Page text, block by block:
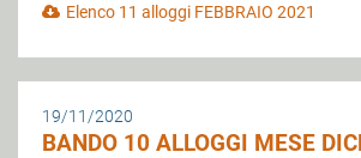
Elenco 11 alloggi FEBBRAIO 2021
19/11/2020
BANDO 10 ALLOGGI MESE